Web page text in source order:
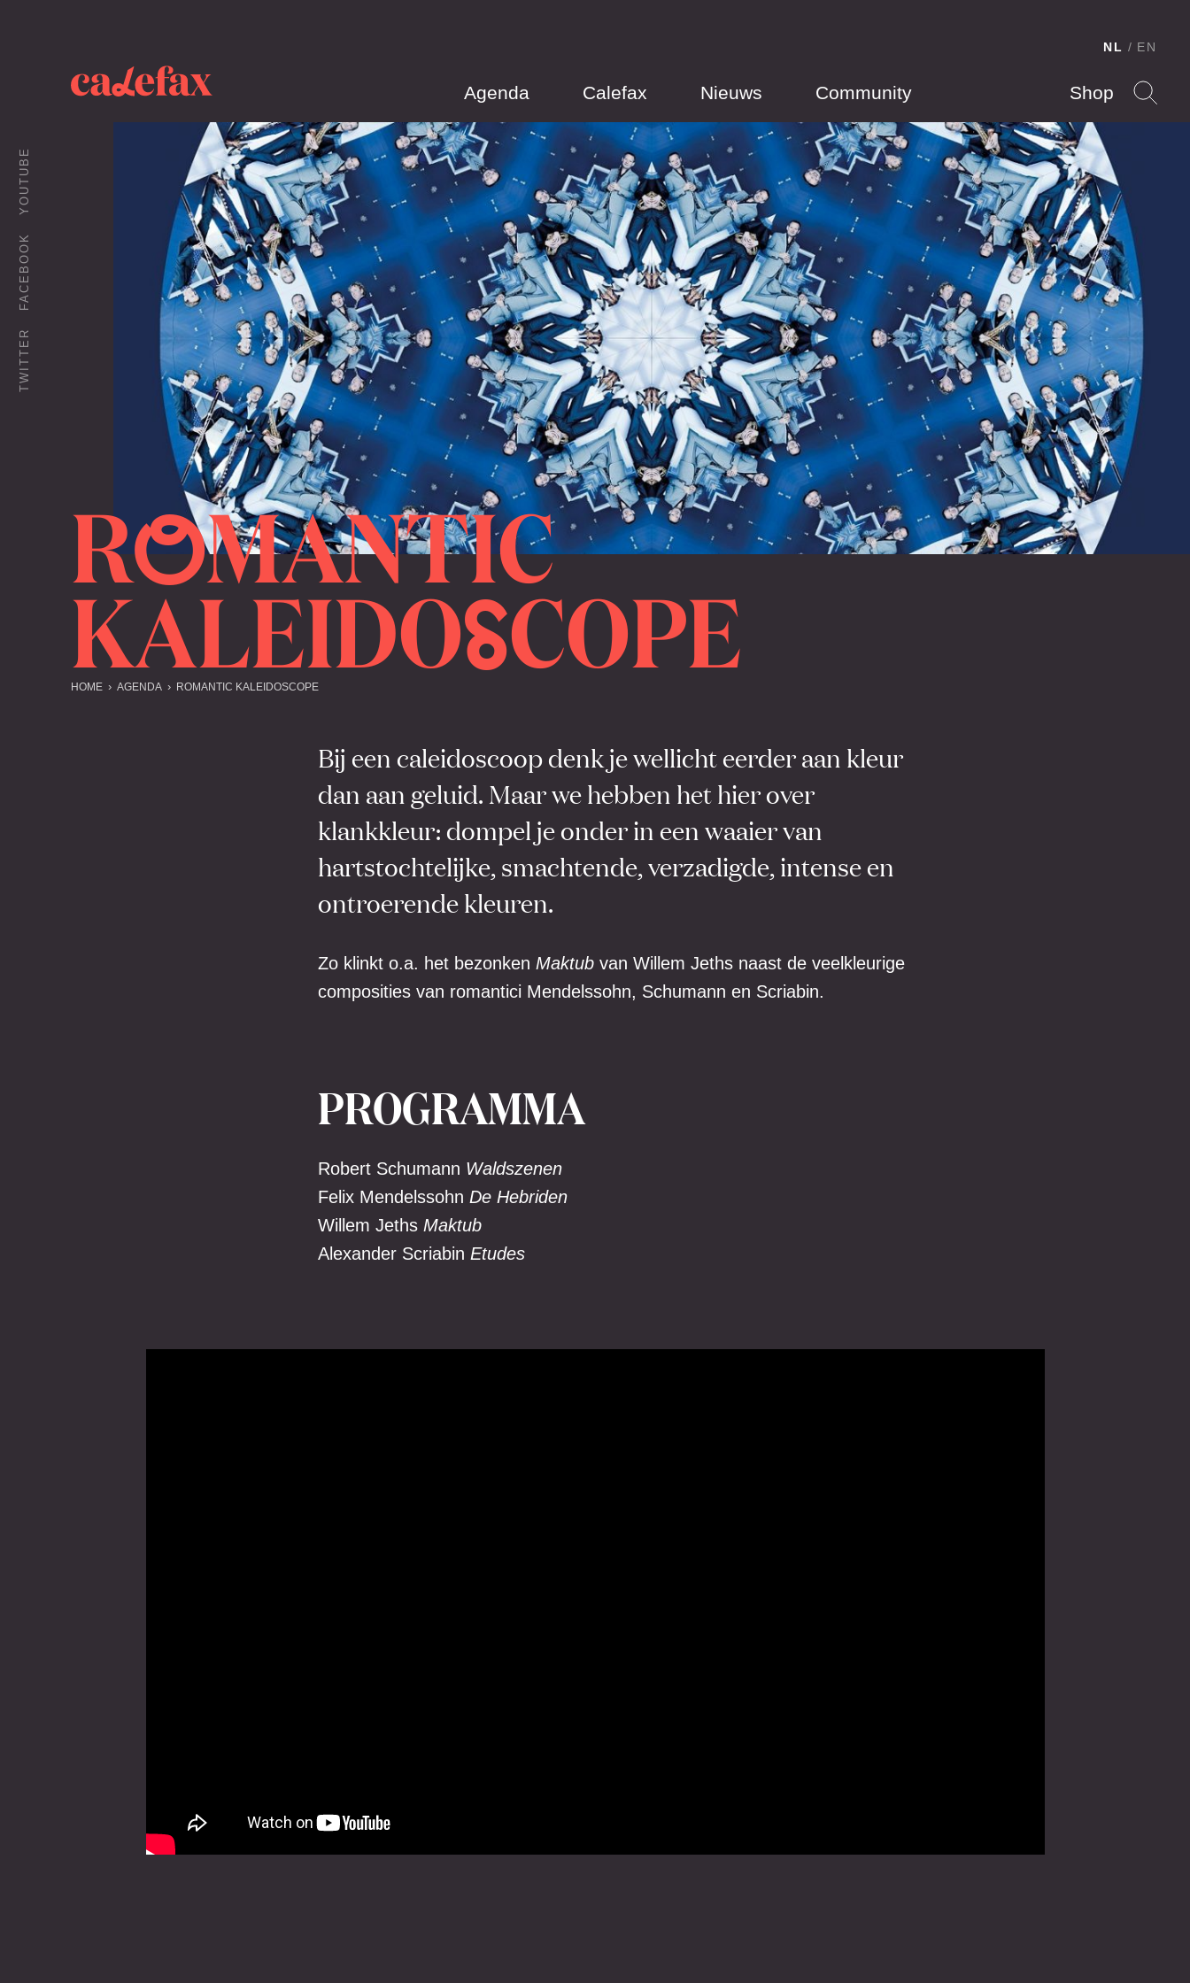
Agenda Calefax Nieuws Community Shop
NL EN
TWITTER
FACEBOOK
YOUTUBE
ROMANTIC
KALEIDOSCOPE
HOME AGENDA ROMANTIC KALEIDOSCOPE
Bij een caleidoscoop denk je wellicht eerder aan kleur
dan aan geluid. Maar we hebben het hier over
klankkleur: dompel je onder in een waaier van
hartstochtelijke, smachtende, verzadigde, intense en
ontroerende kleuren.
Zo klinkt o.a. het bezonken Maktubvan Willem Jeths naast de veelkleurige
composities van romantici Mendelssohn, Schumann en Scriabin.
PROGRAMMA
Robert Schumann Waldszenen
Felix Mendelssohn De Hebriden
Willem Jeths Maktub
Alexander Scriabin Etudes